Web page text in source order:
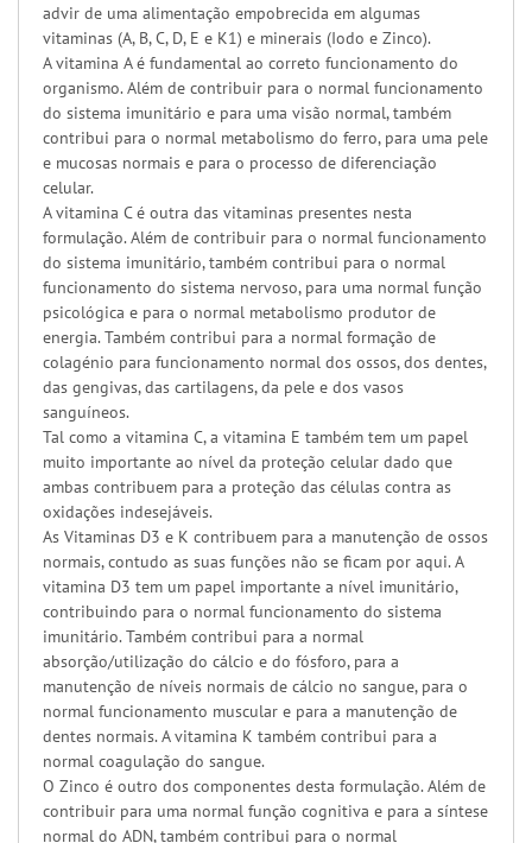
advir de uma alimentação empobrecida em algumas
vitaminas (A, B, C, D, E e K1) e minerais (Iodo e Zinco).
A vitamina A é fundamental ao correto funcionamento do
organismo. Além de contribuir para o normal funcionamento
do sistema imunitário e para uma visão normal, também
contribui para o normal metabolismo do ferro, para uma pele
e mucosas normais e para o processo de diferenciação
celular.
A vitamina C é outra das vitaminas presentes nesta
formulação. Além de contribuir para o normal funcionamento
do sistema imunitário, também contribui para o normal
funcionamento do sistema nervoso, para uma normal função
psicológica e para o normal metabolismo produtor de
energia. Também contribui para a normal formação de
colagénio para funcionamento normal dos ossos, dos dentes,
das gengivas, das cartilagens, da pele e dos vasos
sanguíneos.
Tal como a vitamina C, a vitamina E também tem um papel
muito importante ao nível da proteção celular dado que
ambas contribuem para a proteção das células contra as
oxidações indesejáveis.
As Vitaminas D3 e K contribuem para a manutenção de ossos
normais, contudo as suas funções não se ficam por aqui. A
vitamina D3 tem um papel importante a nível imunitário,
contribuindo para o normal funcionamento do sistema
imunitário. Também contribui para a normal
absorção/utilização do cálcio e do fósforo, para a
manutenção de níveis normais de cálcio no sangue, para o
normal funcionamento muscular e para a manutenção de
dentes normais. A vitamina K também contribui para a
normal coagulação do sangue.
O Zinco é outro dos componentes desta formulação. Além de
contribuir para uma normal função cognitiva e para a síntese
normal do ADN, também contribui para o normal